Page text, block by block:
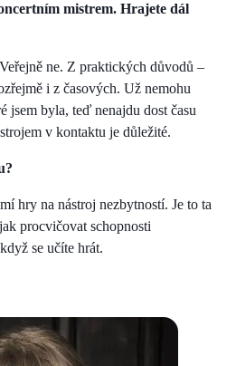
mistrem. Hrajete dál
ne. Z praktických důvodů –
i z časových. Už nemohu
jsem byla, teď nenajdu dost času
v kontaktu je důležité.
hry na nástroj nezbytností. Je to ta
procvičovat schopnosti
se učíte hrát.